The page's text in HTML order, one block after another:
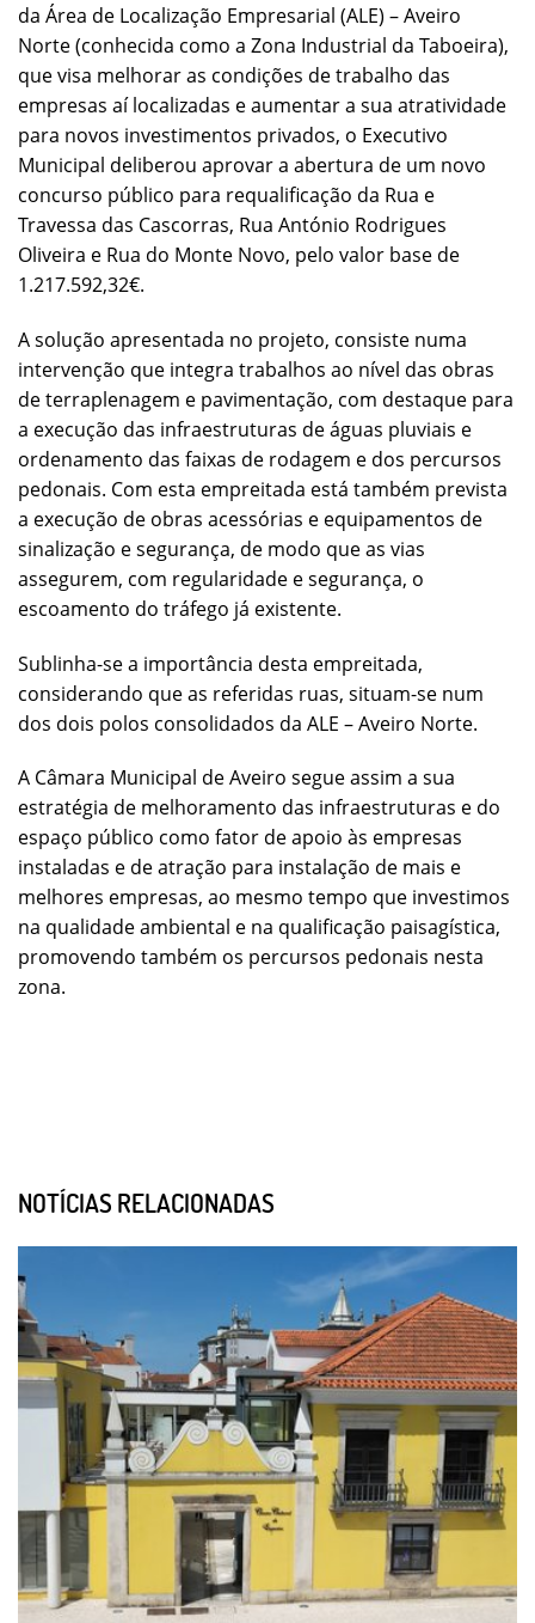
da Área de Localização Empresarial (ALE) – Aveiro
Norte (conhecida como a Zona Industrial da Taboeira),
que visa melhorar as condições de trabalho das
empresas aí localizadas e aumentar a sua atratividade
para novos investimentos privados, o Executivo
Municipal deliberou aprovar a abertura de um novo
concurso público para requalificação da Rua e
Travessa das Cascorras, Rua António Rodrigues
Oliveira e Rua do Monte Novo, pelo valor base de
1.217.592,32€.
A solução apresentada no projeto, consiste numa
intervenção que integra trabalhos ao nível das obras
de terraplenagem e pavimentação, com destaque para
a execução das infraestruturas de águas pluviais e
ordenamento das faixas de rodagem e dos percursos
pedonais. Com esta empreitada está também prevista
a execução de obras acessórias e equipamentos de
sinalização e segurança, de modo que as vias
assegurem, com regularidade e segurança, o
escoamento do tráfego já existente.
Sublinha-se a importância desta empreitada,
considerando que as referidas ruas, situam-se num
dos dois polos consolidados da ALE – Aveiro Norte.
A Câmara Municipal de Aveiro segue assim a sua
estratégia de melhoramento das infraestruturas e do
espaço público como fator de apoio às empresas
instaladas e de atração para instalação de mais e
melhores empresas, ao mesmo tempo que investimos
na qualidade ambiental e na qualificação paisagística,
promovendo também os percursos pedonais nesta
zona.
NOTÍCIAS RELACIONADAS